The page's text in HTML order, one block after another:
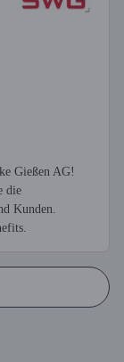
Gießen AG!
die
Kunden.